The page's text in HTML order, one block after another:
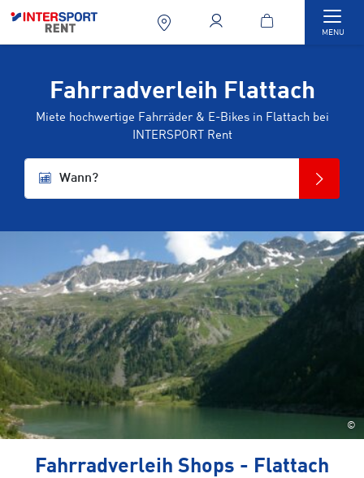
MENU
Fahrradverleih Flattach
Miete hochwertige Fahrräder & E-Bikes in Flattach bei
INTERSPORT Rent
Wann?
©
Fahrradverleih Shops - Flattach